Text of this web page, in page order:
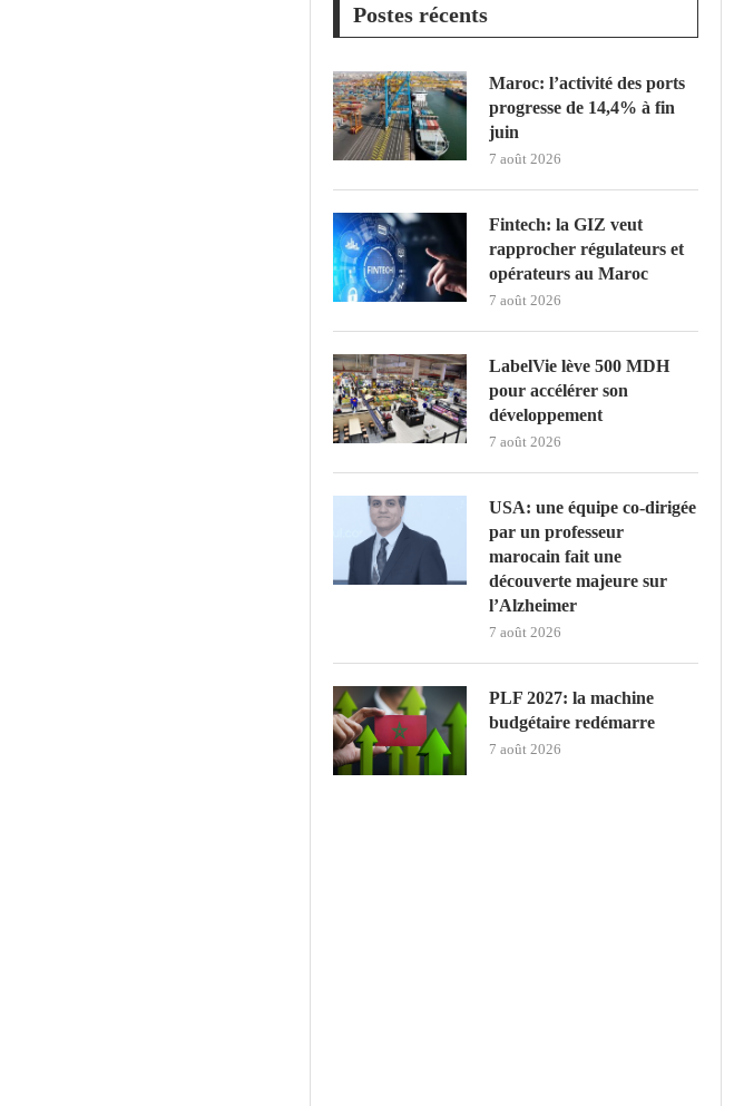
Postes récents
Maroc: l’activité des ports
progresse de 14,4% à fin
juin
7 août 2026
Fintech: la GIZ veut
rapprocher régulateurs et
opérateurs au Maroc
7 août 2026
LabelVie lève 500 MDH
pour accélérer son
développement
7 août 2026
USA: une équipe co-dirigée
par un professeur
marocain fait une
découverte majeure sur
l’Alzheimer
7 août 2026
PLF 2027: la machine
budgétaire redémarre
7 août 2026